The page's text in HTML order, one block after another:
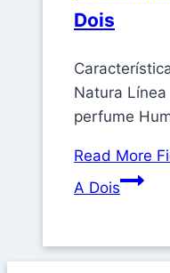
Dois
Natura
perfume
Read More
A Dois